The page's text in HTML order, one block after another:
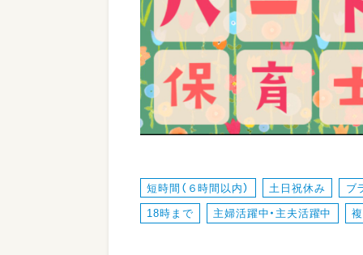
短時間（６時間以内） 土日祝休み ブ
18時まで 主婦活躍中・主夫活躍中